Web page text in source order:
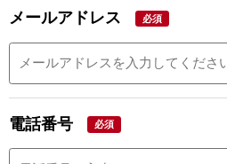
メールアドレス 必須
電話番号 必須